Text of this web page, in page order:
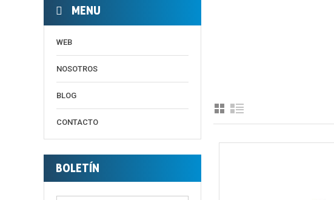
MENU
WEB
NOSOTROS
BLOG
CONTACTO
BOLETÍN